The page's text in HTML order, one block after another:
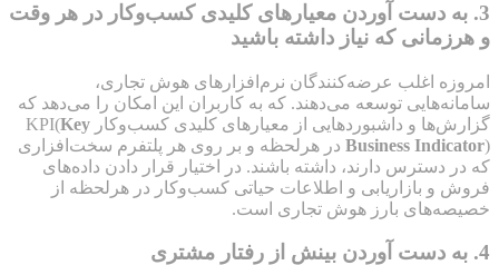
3. به دست آوردن معیارهای کلیدی کسب‌وکار در هر وقت
و هرزمانی که نیاز داشته باشید
امروزه اغلب عرضه‌کنندگان نرم‌افزارهای هوش تجاری،
سامانه‌هایی توسعه می‌دهند. که به کاربران این امکان را می‌دهد که
گزارش‌ها و داشبوردهایی از معیارهای کلیدی کسب‌وکار KPI( Key
Business Indicator ) در هرلحظه و بر روی هر پلتفرم سخت‌افزاری
که در دسترس دارند، داشته باشند. در اختیار قرار دادن داده‌های
فروش و بازاریابی و اطلاعات حیاتی کسب‌وکار در هرلحظه از
خصیصه‌های بارز هوش تجاری است.
4. به دست آوردن بینش از رفتار مشتری